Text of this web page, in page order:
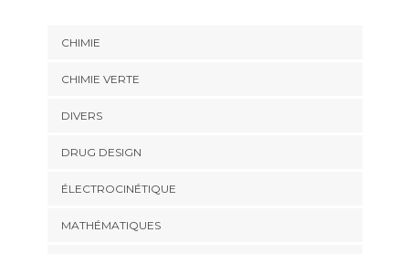
CHIMIE
CHIMIE VERTE
DIVERS
DRUG DESIGN
ÉLECTROCINÉTIQUE
MATHÉMATIQUES